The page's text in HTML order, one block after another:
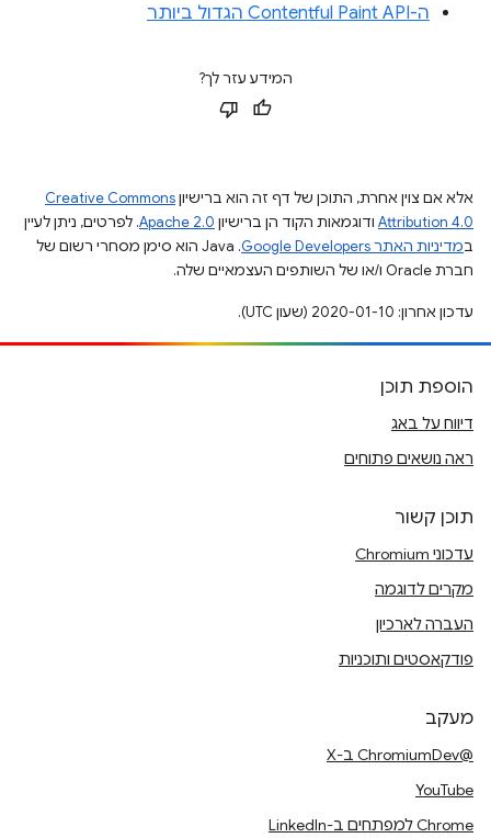
ה-Contentful Paint API הגדול ביותר
המידע עזר לך?
אלא אם צוין אחרת, התוכן של דף זה הוא ברישיוןCreative Commons
Attribution 4.0 ודוגמאות הקוד הן ברישיון Apache 2.0. לפרטים, ניתן לעיין
במדיניות האתר Google Developers‏
.‏ Java הוא סימן מסחרי רשום של
חברת Oracle ו/או של השותפים העצמאיים שלה.
עדכון אחרון: 2020-01-10 (שעון UTC).
הוספת תוכן
דיווח על באג
ראה נושאים פתוחים
תוכן קשור
עדכוני Chromium
מקרים לדוגמה
העברה לארכיון
פודקאסטים ותוכניות
מעקב
@ChromiumDev ב-X
YouTube
Chrome למפתחים ב-LinkedIn